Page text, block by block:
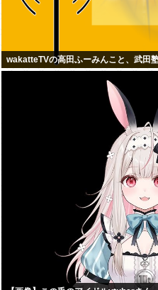
wakatteTVの高田ふーみんこと、武田